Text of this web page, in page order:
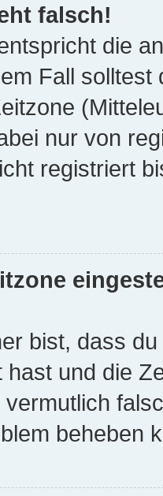
falsch!
die
Fall solltest
nur von
registriert
bist, dass
hast und die
beheben